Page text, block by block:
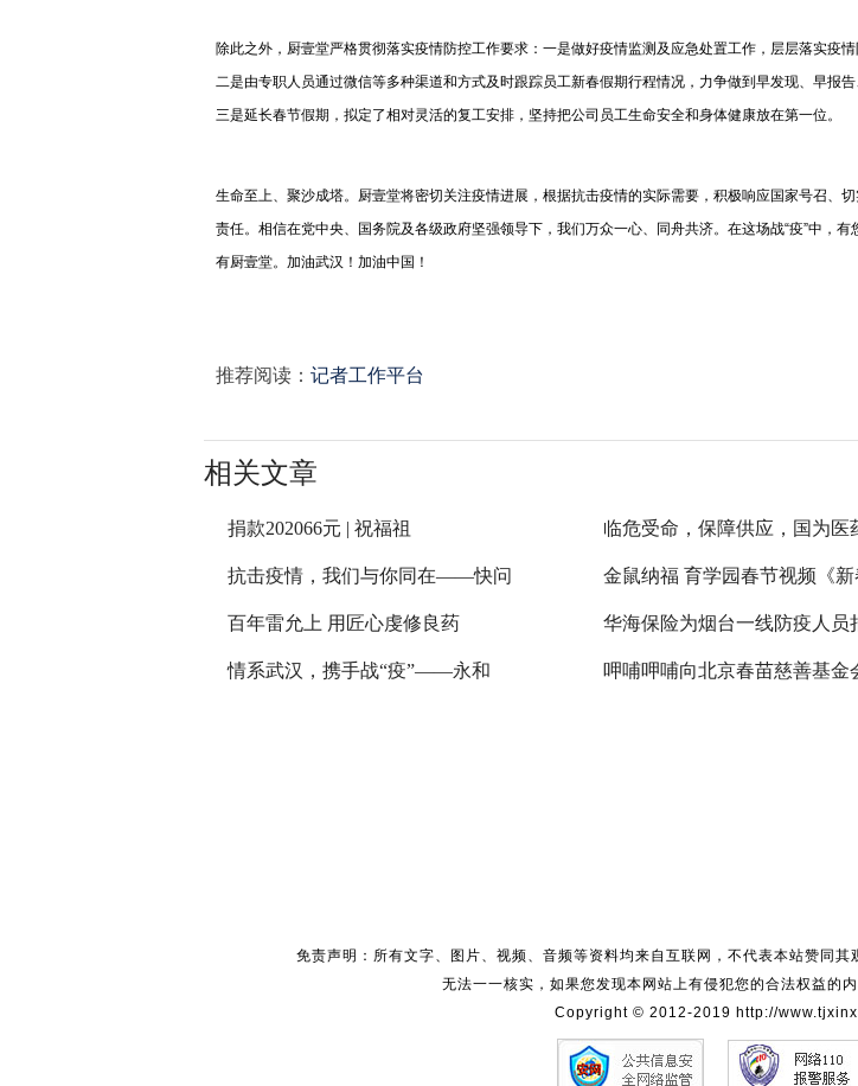
除此之外，厨壹堂严格贯彻落实疫情防控工作要求：一是做好疫情监测及应急处置工作，层层落实疫情
二是由专职人员通过微信等多种渠道和方式及时跟踪员工新春假期行程情况，力争做到早发现、早报告
三是延长春节假期，拟定了相对灵活的复工安排，坚持把公司员工生命安全和身体健康放在第一位。
生命至上、聚沙成塔。厨壹堂将密切关注疫情进展，根据抗击疫情的实际需要，积极响应国家号召、
责任。相信在党中央、国务院及各级政府坚强领导下，我们万众一心、同舟共济。在这场战“疫”中，有
有厨壹堂。加油武汉！加油中国！
推荐阅读： 记者工作平台
相关文章
捐款202066元 | 祝福祖 临危受命，保障供应，国为医
抗击疫情，我们与你同在——快问 金鼠纳福 育学园春节视频《新
百年雷允上 用匠心虔修良药 华海保险为烟台一线防疫人员
情系武汉，携手战“疫”——永和 呷哺呷哺向北京春苗慈善基金
免责声明：所有文字、图片、视频、音频等资料均来自互联网，不代表本站赞同
无法一一核实，如果您发现本网站上有侵犯您的合法权益的
Copyright © 2012-2019 http://